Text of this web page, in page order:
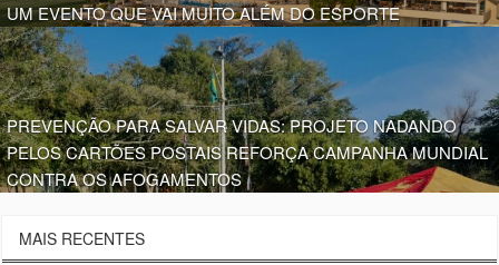
UM EVENTO QUE VAI MUITO ALÉM DO ESPORTE
PREVENÇÃO PARA SALVAR VIDAS: PROJETO NADANDO
PELOS CARTÕES POSTAIS REFORÇA CAMPANHA MUNDIAL
CONTRA OS AFOGAMENTOS
MAIS RECENTES